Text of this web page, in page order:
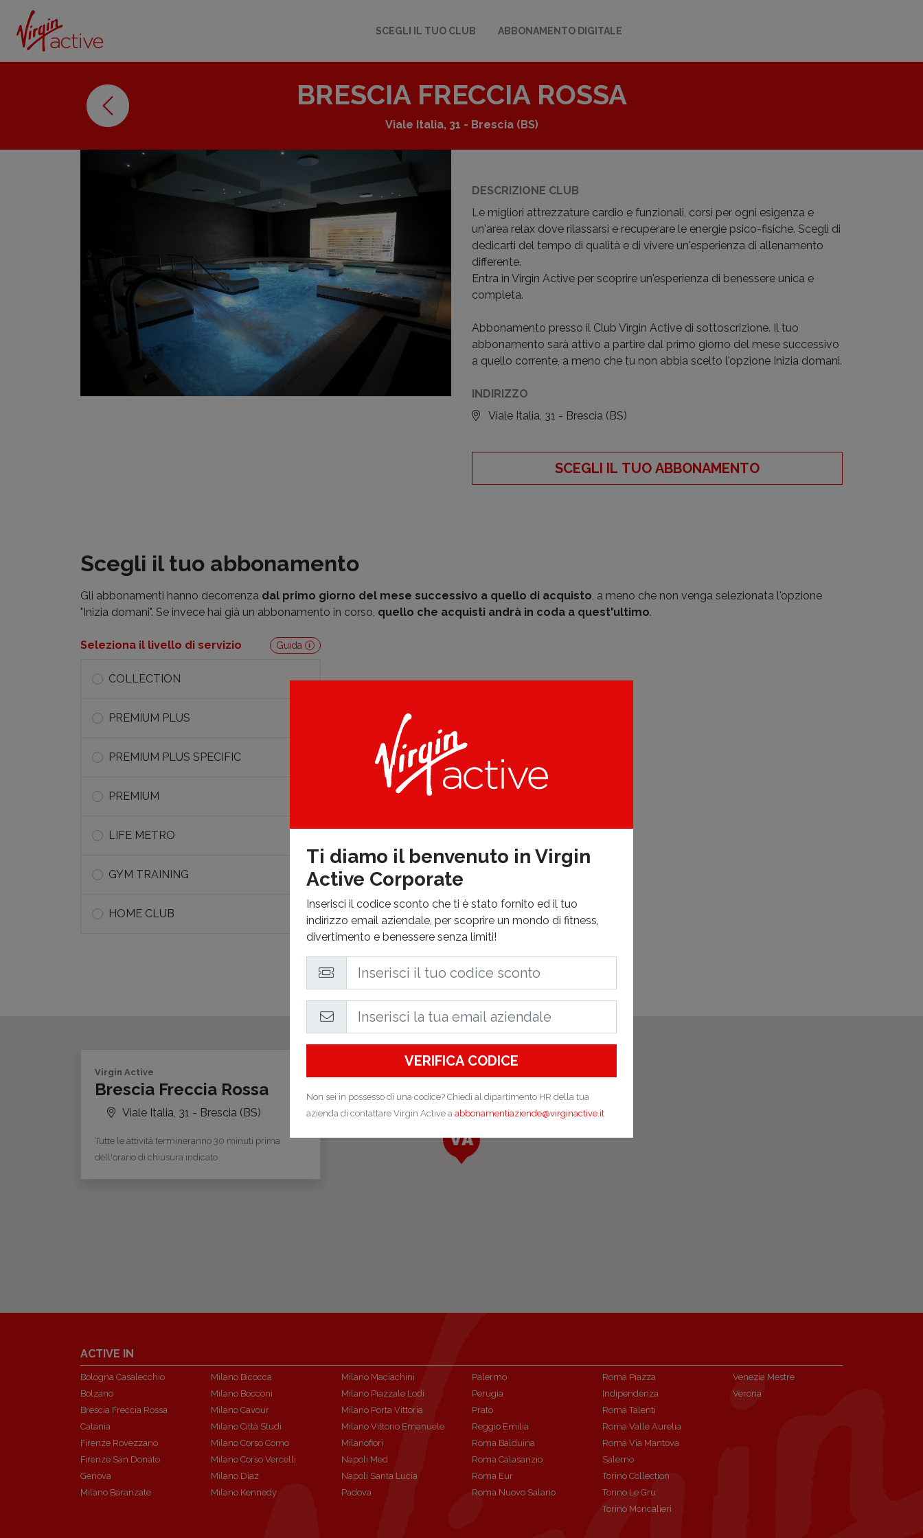
Ti diamo il benvenuto in Virgin
Active Corporate
Inserisci il codice sconto che ti è stato fornito ed il tuo
indirizzo email aziendale, per scoprire un mondo di fitness,
divertimento e benessere senza limiti!
VERIFICA CODICE
Non sei in possesso di una codice? Chiedi al dipartimento HR della tua
azienda di contattare Virgin Active a abbonamentiaziende@virginactive.it
SCEGLI IL TUO CLUB ABBONAMENTO DIGITALE
BRESCIA FRECCIA ROSSA
Viale Italia, 31 - Brescia (BS)
DESCRIZIONE CLUB
Le migliori attrezzature cardio e funzionali, corsi per ogni esigenza e
un'area relax dove rilassarsi e recuperare le energie psico-fisiche. Scegli di
dedicarti del tempo di qualità e di vivere un'esperienza di allenamento
differente.
Entra in Virgin Active per scoprire un'esperienza di benessere unica e
completa.
Abbonamento presso il Club Virgin Active di sottoscrizione. Il tuo
abbonamento sarà attivo a partire dal primo giorno del mese successivo
a quello corrente, a meno che tu non abbia scelto l'opzione Inizia domani.
INDIRIZZO
Viale Italia, 31 - Brescia (BS)
SCEGLI IL TUO ABBONAMENTO
Scegli il tuo abbonamento
Gli abbonamenti hanno decorrenza dal primo giorno del mese successivo a quello di acquisto, a meno che non venga selezionata l'opzione
"Inizia domani". Se invece hai già un abbonamento in corso, quello che acquisti andrà in coda a quest'ultimo.
Seleziona il livello di servizio Guida
COLLECTION
PREMIUM PLUS
PREMIUM PLUS SPECIFIC
PREMIUM
LIFE METRO
GYM TRAINING
HOME CLUB
Virgin Active
Brescia Freccia Rossa
Viale Italia, 31 - Brescia (BS)
Tutte le attività termineranno 30 minuti prima
dell'orario di chiusura indicato.
ACTIVE IN
Bologna Casalecchio
Bolzano
Brescia Freccia Rossa
Catania
Firenze Rovezzano
Firenze San Donato
Genova
Milano Baranzate
Milano Bicocca
Milano Bocconi
Milano Cavour
Milano Città Studi
Milano Corso Como
Milano Corso Vercelli
Milano Diaz
Milano Kennedy
Milano Maciachini
Milano Piazzale Lodi
Milano Porta Vittoria
Milano Vittorio Emanuele
Milanofiori
Napoli Med
Napoli Santa Lucia
Padova
Palermo
Perugia
Prato
Reggio Emilia
Roma Balduina
Roma Calasanzio
Roma Eur
Roma Nuovo Salario
Roma Piazza
Indipendenza
Roma Talenti
Roma Valle Aurelia
Roma Via Mantova
Salerno
Torino Collection
Torino Le Gru
Torino Moncalieri
Venezia Mestre
Verona